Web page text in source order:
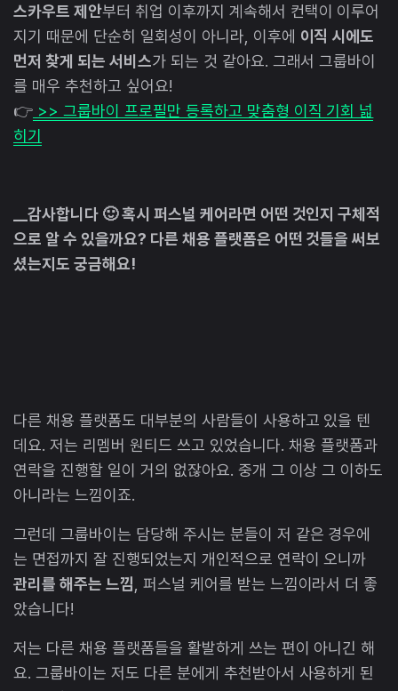
스카우트 제안부터 취업 이후까지 계속해서 컨택이 이루어
지기 때문에 단순히 일회성이 아니라, 이후에 이직 시에도
먼저 찾게 되는 서비스가 되는 것 같아요. 그래서 그룹바이
를 매우 추천하고 싶어요!
👉>> 그룹바이 프로필만 등록하고 맞춤형 이직 기회 넓
히기
__감사합니다 🙂 혹시 퍼스널 케어라면 어떤 것인지 구체적
으로 알 수 있을까요? 다른 채용 플랫폼은 어떤 것들을 써보
셨는지도 궁금해요!
다른 채용 플랫폼도 대부분의 사람들이 사용하고 있을 텐
데요. 저는 리멤버 원티드 쓰고 있었습니다. 채용 플랫폼과
연락을 진행할 일이 거의 없잖아요. 중개 그 이상 그 이하도
아니라는 느낌이죠.
그런데 그룹바이는 담당해 주시는 분들이 저 같은 경우에
는 면접까지 잘 진행되었는지 개인적으로 연락이 오니까
관리를 해주는 느낌 , 퍼스널 케어를 받는 느낌이라서 더 좋
았습니다!
저는 다른 채용 플랫폼들을 활발하게 쓰는 편이 아니긴 해
요. 그룹바이는 저도 다른 분에게 추천받아서 사용하게 된